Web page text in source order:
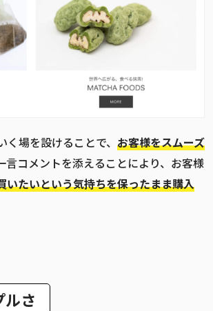
場を設けることで、 お客様をスムーズ
言コメントを添えることにより、お客様
いたいという気持ちを保ったまま購入
ルさ